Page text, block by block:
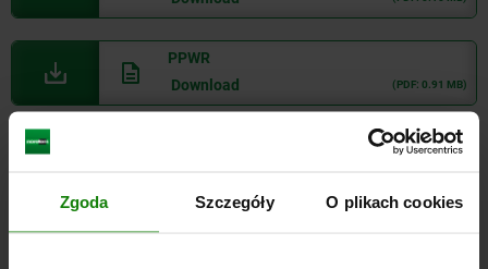
Zgoda Szczegóły O plikach cookies
PPWR
Download
(PDF: 0.91 MB)
Ankieta samooceny dostawcy
Supplier self disclosure